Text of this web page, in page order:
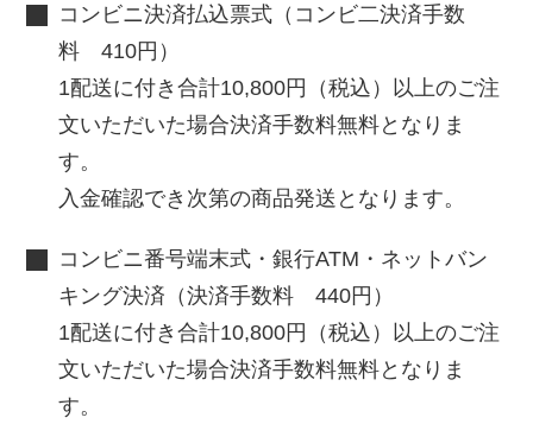
コンビニ決済払込票式（コンビ二決済手数
料 410円）
1配送に付き合計10,800円（税込）以上のご注
文いただいた場合決済手数料無料となりま
す。
入金確認でき次第の商品発送となります。
コンビニ番号端末式・銀行ATM・ネットバン
キング決済（決済手数料 440円）
1配送に付き合計10,800円（税込）以上のご注
文いただいた場合決済手数料無料となりま
す。